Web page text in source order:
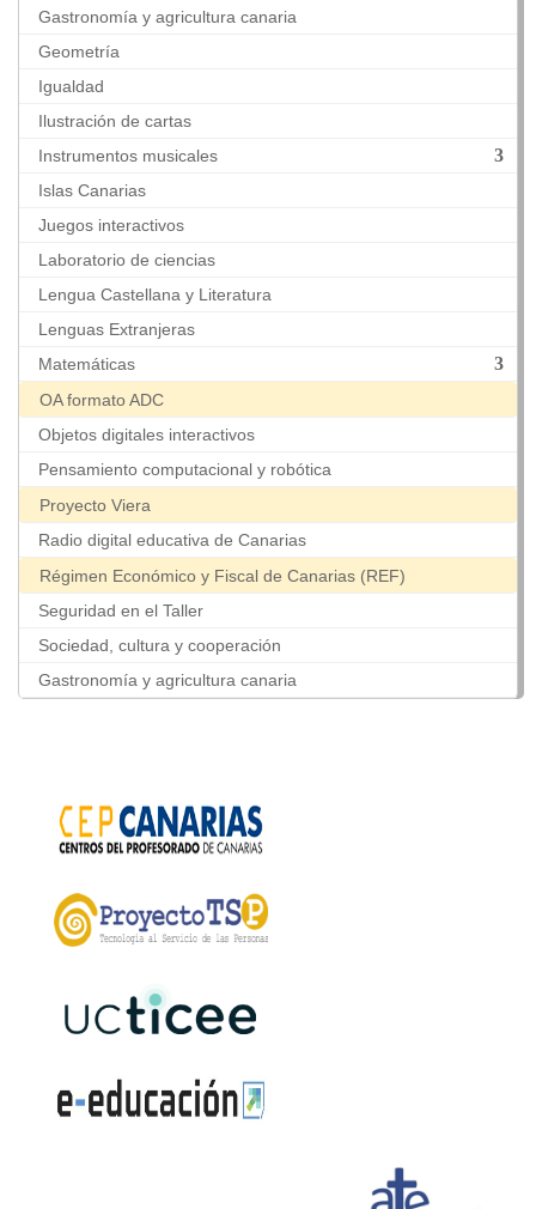
Gastronomía y agricultura canaria
Geometría
Igualdad
Ilustración de cartas
Instrumentos musicales
Islas Canarias
Juegos interactivos
Laboratorio de ciencias
Lengua Castellana y Literatura
Lenguas Extranjeras
Matemáticas
OA formato ADC
Objetos digitales interactivos
Pensamiento computacional y robótica
Proyecto Viera
Radio digital educativa de Canarias
Régimen Económico y Fiscal de Canarias (REF)
Seguridad en el Taller
Sociedad, cultura y cooperación
Gastronomía y agricultura canaria